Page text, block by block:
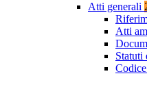
Atti generali
Atti
Statuti